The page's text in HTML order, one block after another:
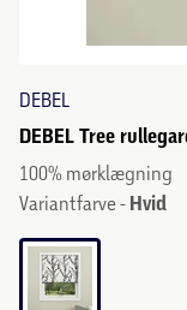
DEBEL
DEBEL Tree
100% mørklægning
Variantfarve - Hvid